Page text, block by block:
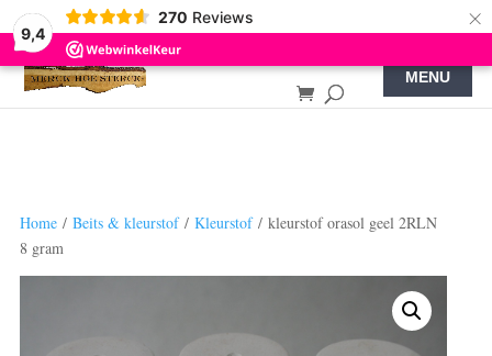
9,4
270 Reviews ×
Home/ Beits & kleurstof/ Kleurstof/ kleurstof orasol geel 2RLN
8 gram